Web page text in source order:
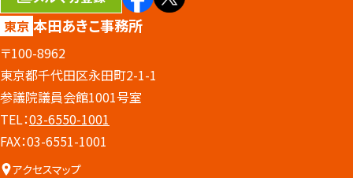
東京 本田あきこ事務所
〒100-8962
東京都千代田区永田町2-1-1
参議院議員会館1001号室
TEL：03-6550-1001
FAX：03-6551-1001
アクセスマップ